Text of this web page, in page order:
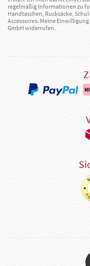
regelmäßig Informationen zu
Handtaschen, Rucksäcke,
Accessoires. Meine
GmbH widerrufen.